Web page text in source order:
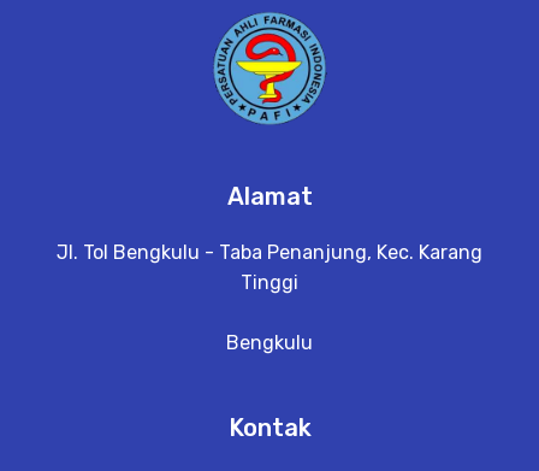
Alamat
Jl. Tol Bengkulu - Taba Penanjung, Kec. Karang
Tinggi
Bengkulu
Kontak